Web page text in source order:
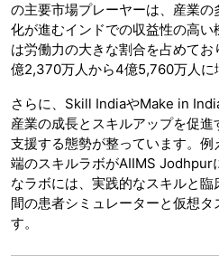
の主要市場プレーヤーは、産業
化が進むインドでの収益性の高
は労働力の大きな割合を占めて
億2,370万人から4億5,760万人に
さらに、Skill IndiaやMake in
産業の成長とスキルアップを促
支援する態勢が整っています。
端のスキルラボがAIIMS Jodhpur
なラボには、実践的なスキルと
間の患者シミュレーターと仮想
す。